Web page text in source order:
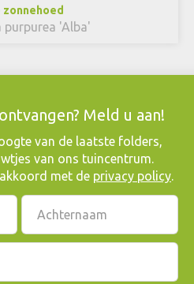
purpurea 'Alba'
Meld u aan!
van de laatste folders,
van ons tuincentrum.
met de privacy policy